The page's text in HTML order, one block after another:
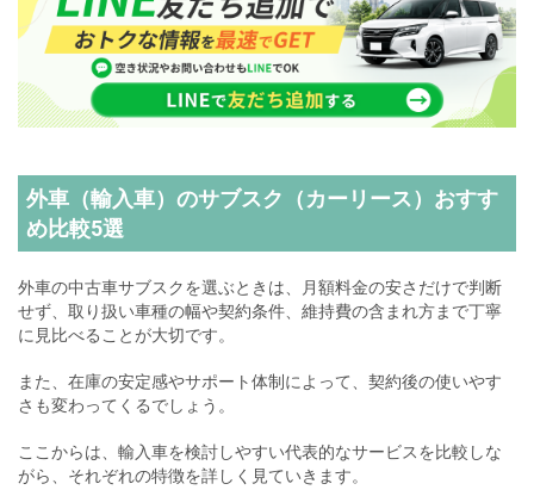
外車（輸入車）のサブスク（カーリース）おすす
め比較5選
外車の中古車サブスクを選ぶときは、月額料金の安さだけで判断
せず、取り扱い車種の幅や契約条件、維持費の含まれ方まで丁寧
に見比べることが大切です。
また、在庫の安定感やサポート体制によって、契約後の使いやす
さも変わってくるでしょう。
ここからは、輸入車を検討しやすい代表的なサービスを比較しな
がら、それぞれの特徴を詳しく見ていきます。